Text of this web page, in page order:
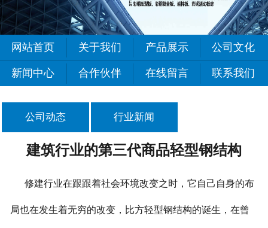
公司文化
新闻中心
合作伙伴
网站首页 关于我们 产品展示 公司文化
新闻中心 合作伙伴 在线留言 联系我们
公司动态 行业新闻
建筑行业的第三代商品轻型钢结构
修建行业在跟跟着社会环境改变之时，它自己自身的布
局也在发生着无穷的改变，比方轻型钢结构的诞生，在曾